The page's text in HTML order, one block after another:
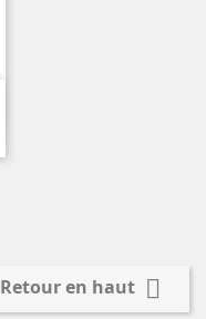
Retour en haut 